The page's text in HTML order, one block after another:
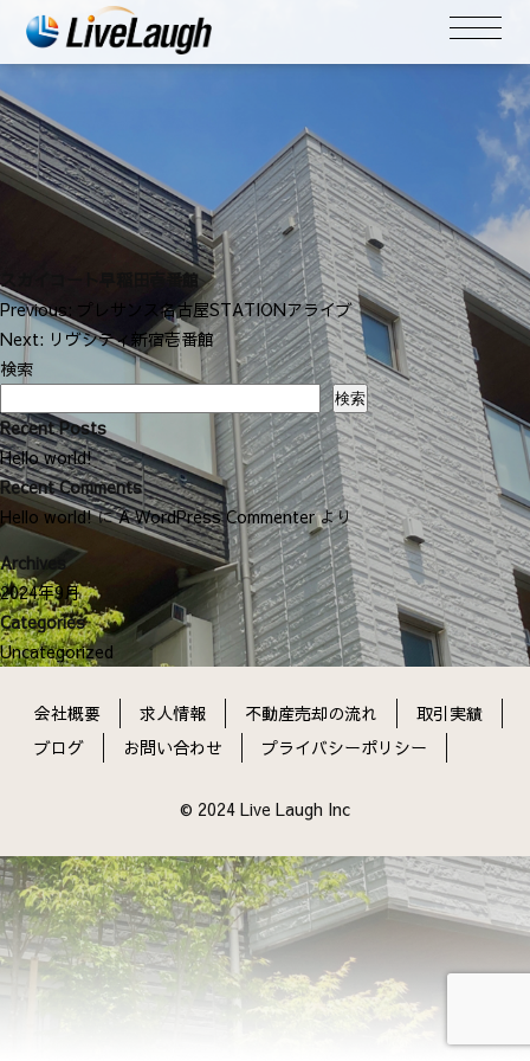
スカイコート早稲田壱番館
投
稿
ナ
ゲ
ー
シ
ョ
Previous: プレサンス名古屋STATIONアライブ
Next: リヴシティ新宿壱番館
検索
検索
Recent Posts
Hello world!
Recent Comments
Hello world!にA WordPress Commenterより
Archives
2024年9月
Categories
Uncategorized
会社概要 求人情報 不動産売却の流れ
取引実績
ブログ
お問い合わせ プライバシーポリシー
© 2024 Live Laugh Inc